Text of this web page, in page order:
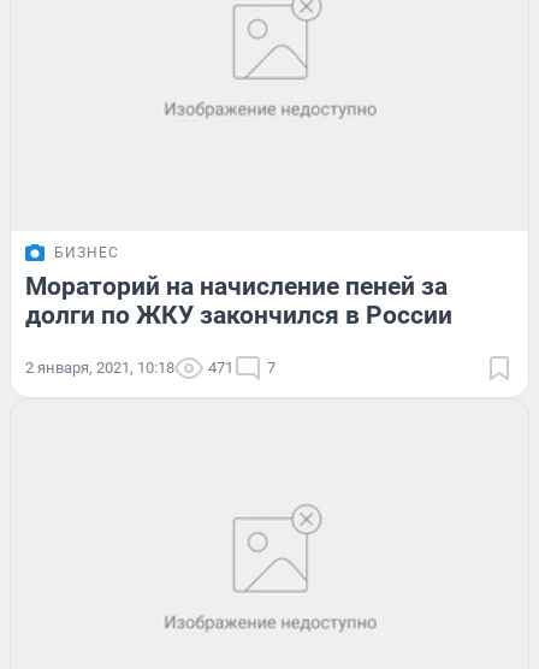
БИЗНЕС
Мораторий на начисление пеней за
долги по ЖКУ закончился в России
2 января, 2021, 10:18 471 7